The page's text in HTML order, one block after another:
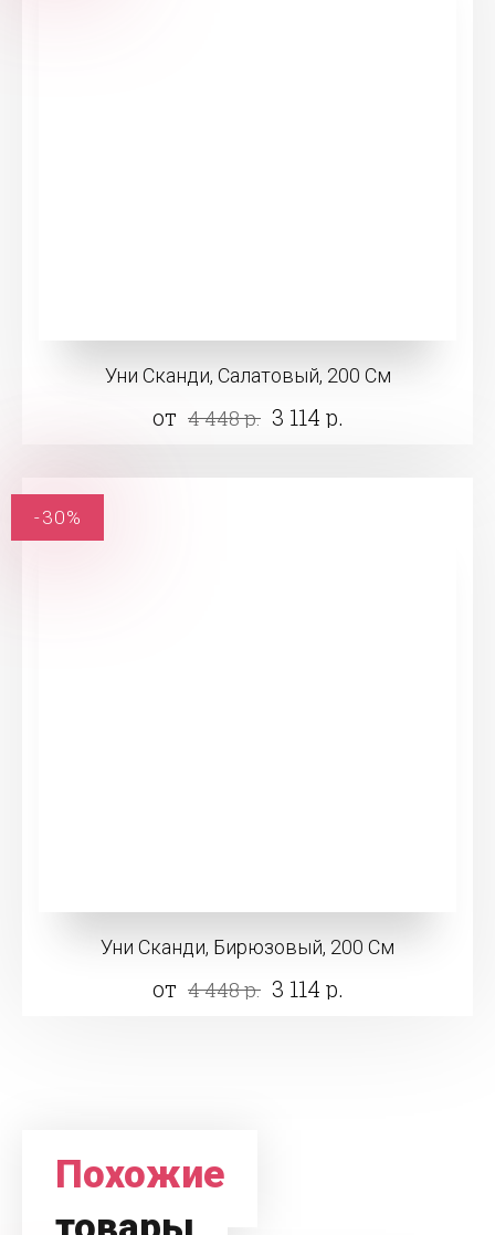
Уни Сканди, Салатовый, 200 См
от 4 448 р. 3 114 р.
Уни Сканди, Бирюзовый, 200 См
от 4 448 р. 3 114 р.
-30%
Похожие